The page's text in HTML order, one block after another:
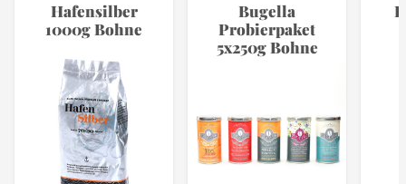
Hafensilber
1000g Bohne
Bugella
Probierpaket
5x250g Bohne